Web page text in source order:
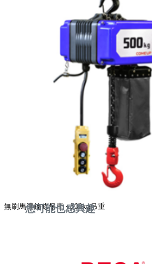
無刷馬達鍊條吊車 - 500kg吊重
您可能也感興趣